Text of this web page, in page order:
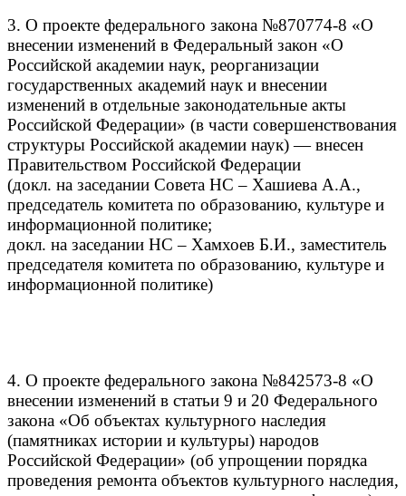
3. О проекте федерального закона №870774-8 «О
внесении изменений в Федеральный закон «О
Российской академии наук, реорганизации
государственных академий наук и внесении
изменений в отдельные законодательные акты
Российской Федерации» (в части совершенствования
структуры Российской академии наук) — внесен
Правительством Российской Федерации
(докл. на заседании Совета НС – Хашиева А.А.,
председатель комитета по образованию, культуре и
информационной политике;
докл. на заседании НС – Хамхоев Б.И., заместитель
председателя комитета по образованию, культуре и
информационной политике)
4. О проекте федерального закона №842573-8 «О
внесении изменений в статьи 9 и 20 Федерального
закона «Об объектах культурного наследия
(памятниках истории и культуры) народов
Российской Федерации» (об упрощении порядка
проведения ремонта объектов культурного наследия,